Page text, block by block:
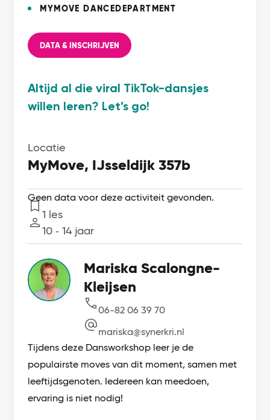
MYMOVE DANCEDEPARTMENT
DATA & INSCHRIJVEN
Altijd al die viral TikTok-dansjes
willen leren? Let’s go!
Locatie
MyMove, IJsseldijk 357b
Geen data voor deze activiteit gevonden.
Lessen
1 les
Leeftijd
10 ‐ 14 jaar
Mariska Scalongne-
Kleijsen
06-82 06 39 70
mariska@synerkri.nl
Tijdens deze Dansworkshop leer je de
populairste moves van dit moment, samen met
leeftijdsgenoten. Iedereen kan meedoen,
ervaring is niet nodig!